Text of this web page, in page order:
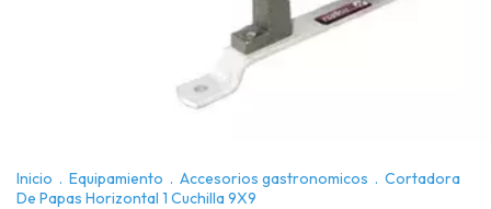
Inicio . Equipamiento . Accesorios gastronomicos . Cortadora
De Papas Horizontal 1 Cuchilla 9X9